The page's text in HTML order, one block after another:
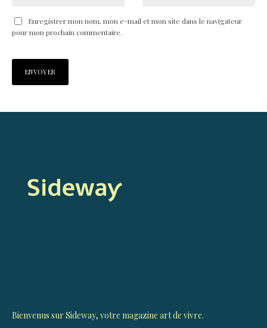
Enregistrer mon nom, mon e-mail et mon site dans le navigateur
pour mon prochain commentaire.
Bienvenus sur Sideway, votre magazine art de vivre.